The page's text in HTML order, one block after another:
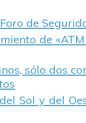
de
de
sólo dos
Sol y del